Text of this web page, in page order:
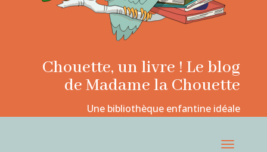
Chouette, un livre ! Le blog
de Madame la Chouette
Une bibliothèque enfantine idéale